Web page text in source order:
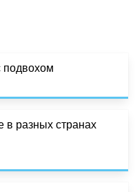
подвохом
в разных странах